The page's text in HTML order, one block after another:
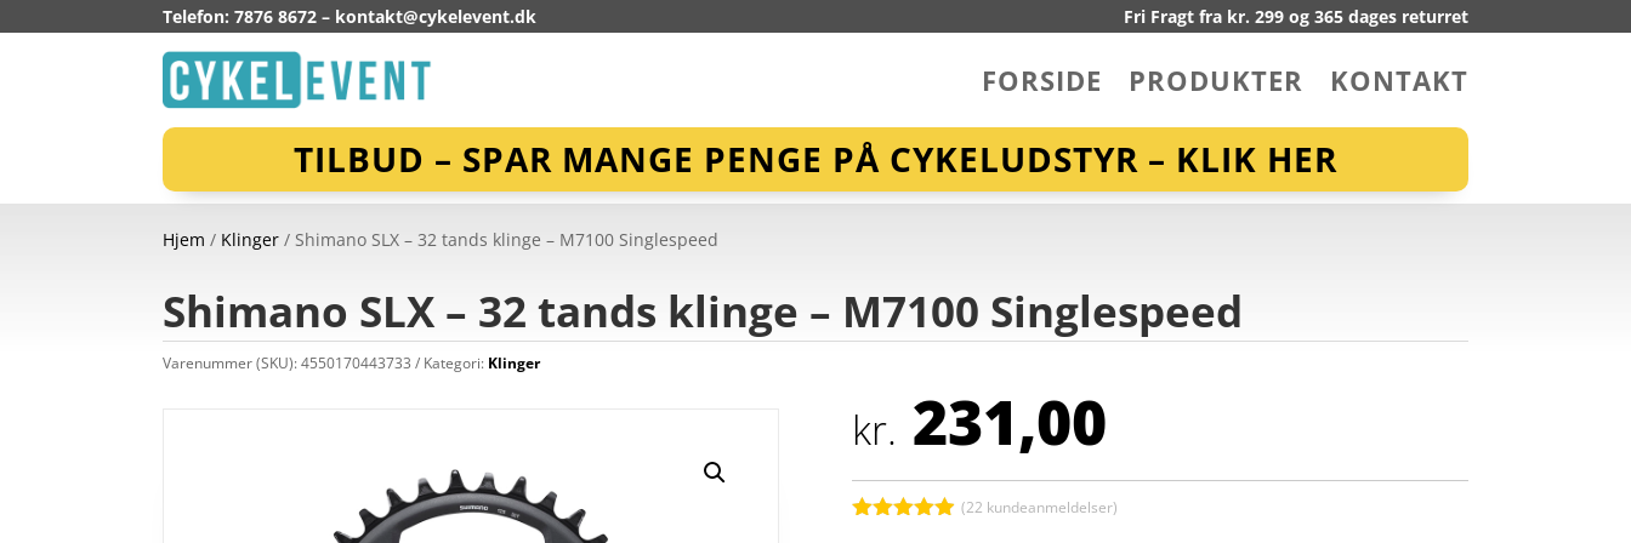
Telefon: 7876 8672 – kontakt@cykelevent.dk Fri Fragt fra kr. 299 og 365 dages returret
FORSIDE PRODUKTER KONTAKT
TILBUD – SPAR MANGE PENGE PÅ CYKELUDSTYR – KLIK HER
Hjem / Klinger / Shimano SLX – 32 tands klinge – M7100 Singlespeed
Shimano SLX – 32 tands klinge – M7100 Singlespeed
Varenummer (SKU):4550170443733 Kategori: Klinger
kr. 231,00
(22 kundeanmeldelser)